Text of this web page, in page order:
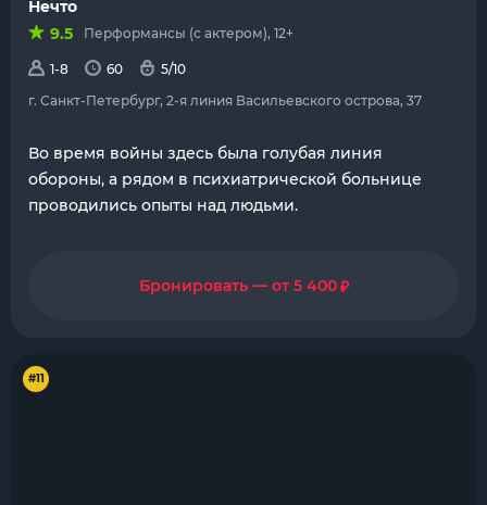
Нечто
9.5
Перформансы (с актером), 12+
1-8 60
5/10
г. Санкт-Петербург, 2-я линия Васильевского острова, 37
Во время войны здесь была голубая линия
обороны, а рядом в психиатрической больнице
проводились опыты над людьми.
Бронировать — от 5 400₽
#11